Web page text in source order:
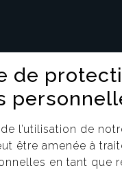
des cookies
de
l’utilisation de
être amenée à
en tant que